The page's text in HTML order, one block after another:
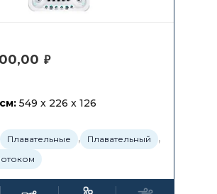
₽
549 x 226 x 126
Плавательные , Плавательный ,